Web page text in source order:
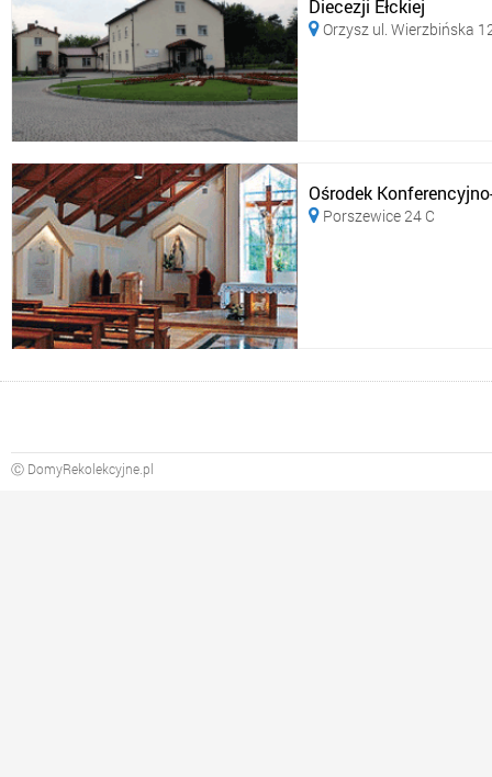
Diecezji Ełckiej
Orzysz ul. Wierzbińska
Ośrodek
 Porszewice 24 C
Ⓒ DomyRekolekcyjne.pl